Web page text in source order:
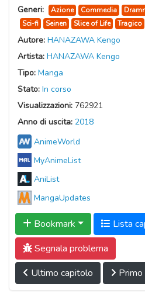
Generi:
Azione Commedia
Sci-fi
Seinen Slice of Life Tragico
Autore: HANAZAWA Kengo
Artista: HANAZAWA Kengo
Tipo: Manga
Stato: In corso
Visualizzazioni: 762921
Anno di uscita: 2018
AnimeWorld
MyAnimeList
AniList
MangaUpdates
Bookmark
Lista
Segnala problema
Ultimo capitolo